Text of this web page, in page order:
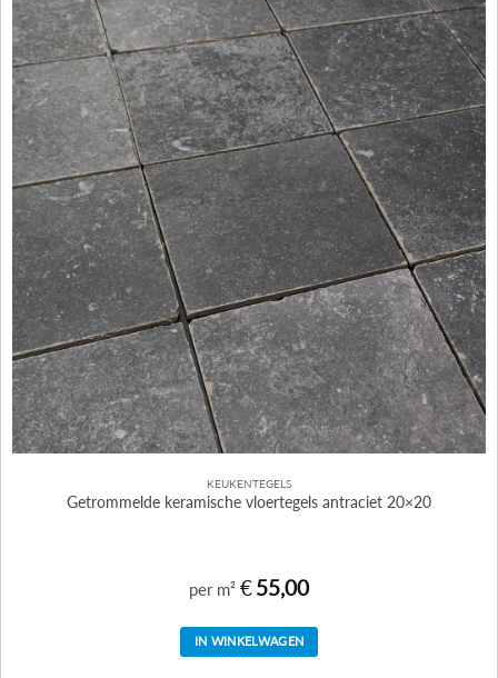
KEUKENTEGELS
Getrommelde keramische vloertegels antraciet 20×20
per m² €55,00
IN WINKELWAGEN